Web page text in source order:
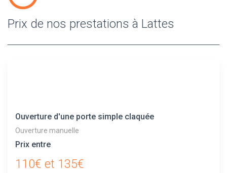
Prix de nos prestations à Lattes
Ouverture d'une porte simple claquée
Ouverture manuelle
Prix entre
110€ et 135€